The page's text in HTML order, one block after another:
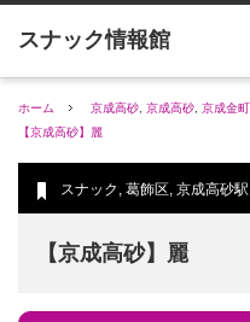
ホーム 京成高砂 京成高砂 京成金
【京成高砂】麗
スナック , 葛飾区, 京成高砂駅
【京成高砂】麗